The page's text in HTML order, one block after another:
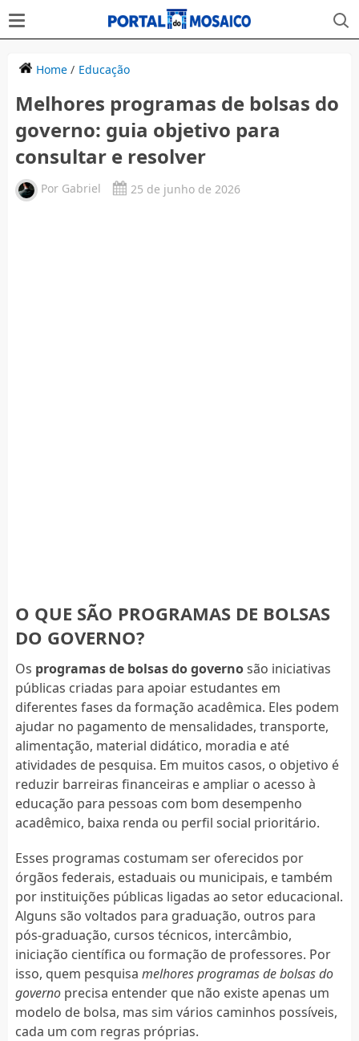
Home/ Educação
Melhores programas de bolsas do
governo: guia objetivo para
consultar e resolver
Por Gabriel 25 de junho de 2026
O QUE SÃO PROGRAMAS DE BOLSAS
DO GOVERNO?
Os programas de bolsas do governosão iniciativas
públicas criadas para apoiar estudantes em
diferentes fases da formação acadêmica. Eles podem
ajudar no pagamento de mensalidades, transporte,
alimentação, material didático, moradia e até
atividades de pesquisa. Em muitos casos, o objetivo é
reduzir barreiras financeiras e ampliar o acesso à
educação para pessoas com bom desempenho
acadêmico, baixa renda ou perfil social prioritário.
Esses programas costumam ser oferecidos por
órgãos federais, estaduais ou municipais, e também
por instituições públicas ligadas ao setor educacional.
Alguns são voltados para graduação, outros para
pós-graduação, cursos técnicos, intercâmbio,
iniciação científica ou formação de professores. Por
isso, quem pesquisa melhores programas de bolsas do
governoprecisa entender que não existe apenas um
modelo de bolsa, mas sim vários caminhos possíveis,
cada um com regras próprias.